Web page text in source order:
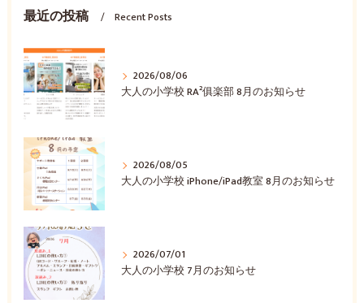
最近の投稿 Recent Posts
2026/08/06
大人の小学校 RA²俱楽部 8月のお知らせ
2026/08/05
大人の小学校 iPhone/iPad教室 8月のお知らせ
2026/07/01
大人の小学校 7月のお知らせ